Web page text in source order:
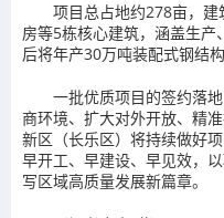
项目总占地约278亩，
房等5栋核心建筑，涵盖生
后将年产30万吨装配式钢结
一批优质项目的签约落
商环境、扩大对外开放、精
新区（长乐区）将持续做好
早开工、早建设、早见效，
写区域高质量发展新篇章。